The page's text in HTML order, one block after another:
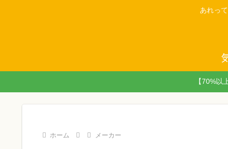
あれっ
【70%
ホーム メーカー